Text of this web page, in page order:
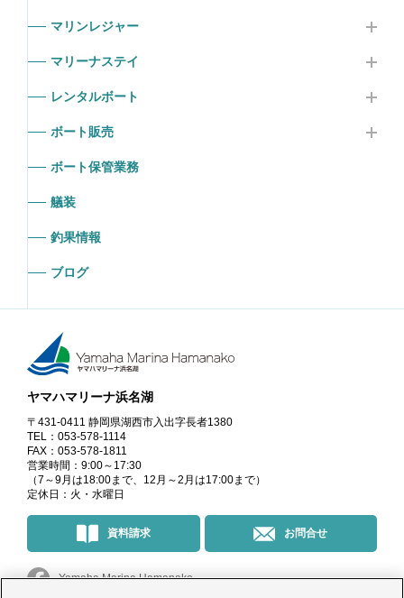
マリンレジャー
マリーナステイ
レンタルボート
ボート販売
ボート保管業務
艤装
釣果情報
ブログ
ヤマハマリーナ浜名湖
〒431-0411 静岡県湖西市入出字長者1380
TEL：053-578-1114
FAX：053-578-1811
営業時間：9:00～17:30
（7～9月は18:00まで、12月～2月は17:00まで）
定休日：火・水曜日
資料請求 お問合せ
Yamaha Marina Hamanako